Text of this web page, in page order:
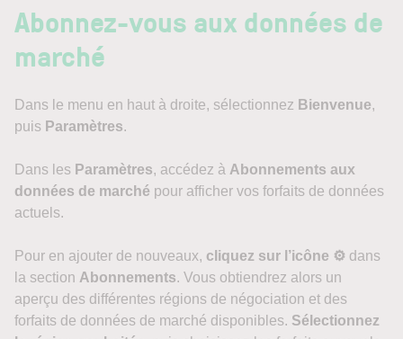
Abonnez-vous aux données de
marché
Dans le menu en haut à droite, sélectionnez Bienvenue,
puis Paramètres.
Dans les Paramètres, accédez à Abonnements aux
données de marché pour afficher vos forfaits de données
actuels.
Pour en ajouter de nouveaux, cliquez sur l’icône ⚙️ dans
la section Abonnements. Vous obtiendrez alors un
aperçu des différentes régions de négociation et des
forfaits de données de marché disponibles. Sélectionnez